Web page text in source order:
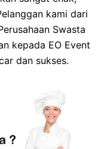
kami dari
Swasta
kepada EO Event
dan sukses.